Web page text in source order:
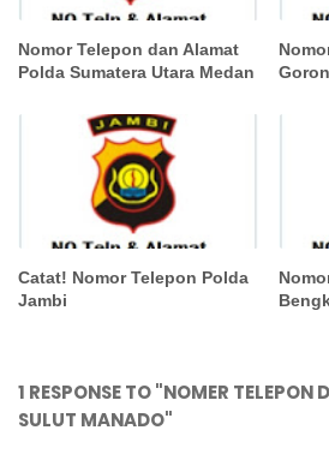
Nomor Telepon dan Alamat
Polda Sumatera Utara Medan
Catat! Nomor Telepon Polda
Jambi
1 RESPONSE TO "NOMER
SULUT MANADO"